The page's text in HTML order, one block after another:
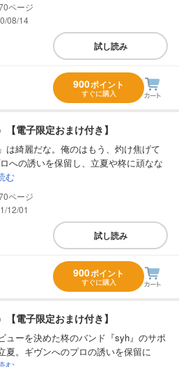
08/14
試し読み
900ポイント
すぐに購入
【電子限定おまけ付き】
は綺麗だな。俺のはもう、灼け焦げて
への誘いを保留し、立夏や柊に頑なな
む
12/01
試し読み
900ポイント
すぐに購入
【電子限定おまけ付き】
ューを決めた柊のバンド『syh』のサポ
夏。ギヴンへのプロの誘いを保留に